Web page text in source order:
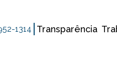
1314 Transparência